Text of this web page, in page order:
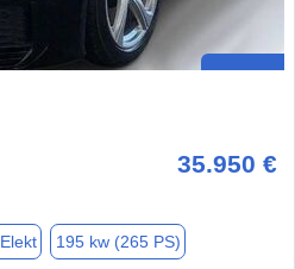
35.950 €
195 kw (265 PS)